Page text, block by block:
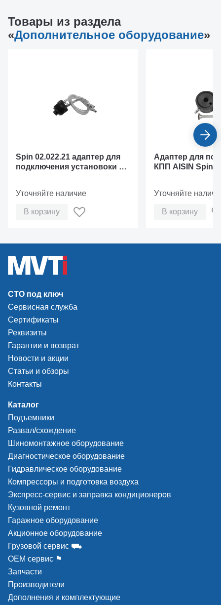
Товары из раздела
«Дополнительное оборудование»
Spin 02.022.21 адаптер для
подключения установоки к
Уточняйте наличие
В корзину
Адаптер для
КПП AISIN Spin
Уточняйте
В корзину
СТО под ключ
Сервисная служба
Сертификаты
Реквизиты
Гарантии и возврат
Новости и акции
Статьи и обзоры
Контакты
Каталог
Подъемники
Развал/схождение
Шиномонтажное оборудование
Диагностическое оборудование
Гидравлическое оборудование
Компрессоры и подготовка воздуха
Экспресс-сервис и заправка кондиционеров
Кузовной ремонт
Гаражное оборудование
Акционное оборудование
Грузовой сервис ⛟
ОЕМ сервис ⚑
Запчасти
Производители
Дополнения и комплектующие